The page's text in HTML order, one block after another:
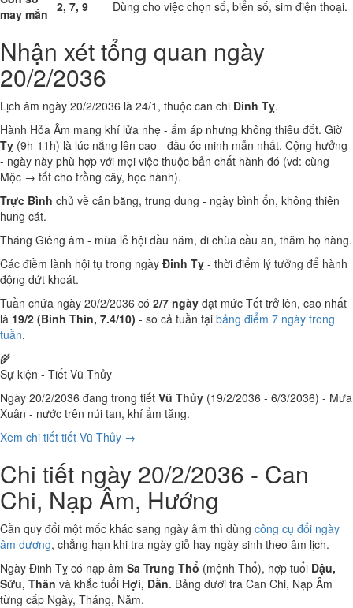
may mắn 2, 7, 9 Dùng cho việc chọn số, biển số, sim điện thoại.
Nhận xét tổng quan ngày
20/2/2036
Lịch âm ngày 20/2/2036 là 24/1, thuộc can chi Đinh Tỵ.
Hành Hỏa Âm mang khí lửa nhẹ - ấm áp nhưng không thiêu đốt. Giờ
Tỵ (9h-11h) là lúc nắng lên cao - đầu óc minh mẫn nhất. Cộng hưởng
- ngày này phù hợp với mọi việc thuộc bản chất hành đó (vd: cùng
Mộc → tốt cho trồng cây, học hành).
Trực Bình chủ về cân bằng, trung dung - ngày bình ổn, không thiên
hung cát.
Tháng Giêng âm - mùa lễ hội đầu năm, đi chùa cầu an, thăm họ hàng.
Các điềm lành hội tụ trong ngày Đinh Tỵ - thời điểm lý tưởng để hành
động dứt khoát.
Tuần chứa ngày 20/2/2036 có 2/7 ngày đạt mức Tốt trở lên, cao nhất
là 19/2 (Bính Thìn, 7.4/10) - so cả tuần tại bảng điểm 7 ngày trong
tuần.
🌾
Sự kiện - Tiết Vũ Thủy
Ngày 20/2/2036 đang trong tiết Vũ Thủy (19/2/2036 - 6/3/2036) - Mưa
Xuân - nước trên núi tan, khí ẩm tăng.
Xem chi tiết tiết Vũ Thủy →
Chi tiết ngày 20/2/2036 - Can
Chi, Nạp Âm, Hướng
Cần quy đổi một mốc khác sang ngày âm thì dùng công cụ đổi ngày
âm dương, chẳng hạn khi tra ngày giỗ hay ngày sinh theo âm lịch.
Ngày Đinh Tỵ có nạp âm Sa Trung Thổ (mệnh Thổ), hợp tuổi Dậu,
Sửu, Thân và khắc tuổi Hợi, Dần. Bảng dưới tra Can Chi, Nạp Âm
từng cấp Ngày, Tháng, Năm.